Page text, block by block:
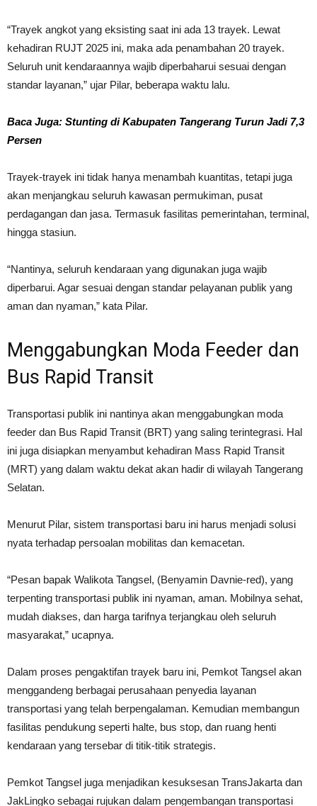
“Trayek angkot yang eksisting saat ini ada 13 trayek. Lewat
kehadiran RUJT 2025 ini, maka ada penambahan 20 trayek.
Seluruh unit kendaraannya wajib diperbaharui sesuai dengan
standar layanan,” ujar Pilar, beberapa waktu lalu.
Baca Juga: Stunting di Kabupaten Tangerang Turun Jadi 7,3
Persen
Trayek-trayek ini tidak hanya menambah kuantitas, tetapi juga
akan menjangkau seluruh kawasan permukiman, pusat
perdagangan dan jasa. Termasuk fasilitas pemerintahan, terminal,
hingga stasiun.
“Nantinya, seluruh kendaraan yang digunakan juga wajib
diperbarui. Agar sesuai dengan standar pelayanan publik yang
aman dan nyaman,” kata Pilar.
Menggabungkan Moda Feeder dan
Bus Rapid Transit
Transportasi publik ini nantinya akan menggabungkan moda
feeder dan Bus Rapid Transit (BRT) yang saling terintegrasi. Hal
ini juga disiapkan menyambut kehadiran Mass Rapid Transit
(MRT) yang dalam waktu dekat akan hadir di wilayah Tangerang
Selatan.
Menurut Pilar, sistem transportasi baru ini harus menjadi solusi
nyata terhadap persoalan mobilitas dan kemacetan.
“Pesan bapak Walikota Tangsel, (Benyamin Davnie-red), yang
terpenting transportasi publik ini nyaman, aman. Mobilnya sehat,
mudah diakses, dan harga tarifnya terjangkau oleh seluruh
masyarakat,” ucapnya.
Dalam proses pengaktifan trayek baru ini, Pemkot Tangsel akan
menggandeng berbagai perusahaan penyedia layanan
transportasi yang telah berpengalaman. Kemudian membangun
fasilitas pendukung seperti halte, bus stop, dan ruang henti
kendaraan yang tersebar di titik-titik strategis.
Pemkot Tangsel juga menjadikan kesuksesan TransJakarta dan
JakLingko sebagai rujukan dalam pengembangan transportasi